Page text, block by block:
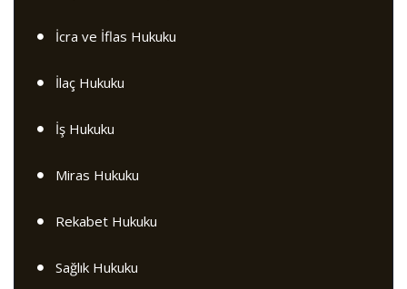
İcra ve İflas Hukuku
İlaç Hukuku
İş Hukuku
Miras Hukuku
Rekabet Hukuku
Sağlık Hukuku